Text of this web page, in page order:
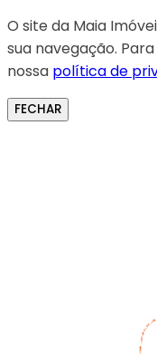
O site da Maia
sua navegação.
nossa política de
FECHAR